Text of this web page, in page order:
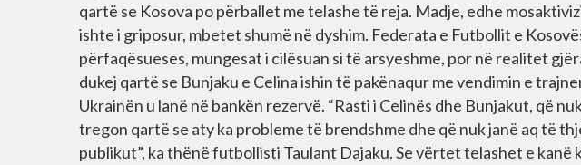
qartë se Kosova po përballet me telashe të reja. Madje, edhe
ishte i griposur, mbetet shumë në dyshim. Federata e Futbollit e
përfaqësueses, mungesat i cilësuan si të arsyeshme, por në realitet
dukej qartë se Bunjaku e Celina ishin të pakënaqur me vendimin e
Ukrainën u lanë në bankën rezervë. “Rasti i Celinës dhe Bunjakut, që
tregon qartë se aty ka probleme të brendshme dhe që nuk janë aq të
publikut”, ka thënë futbollisti Taulant Dajaku. Se vërtet telashet e kanë